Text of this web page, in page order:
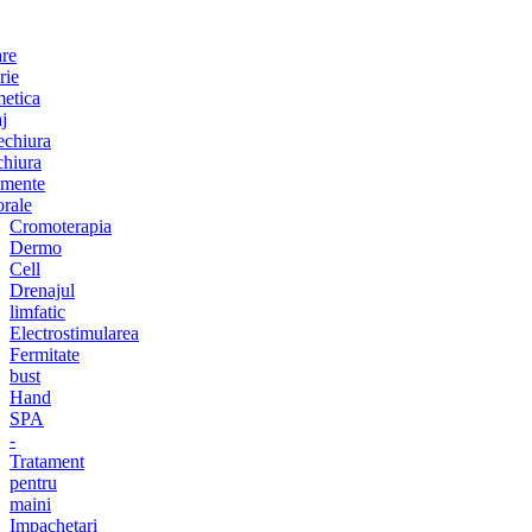
Cromoterapia
Dermo
Cell
Drenajul
limfatic
Electrostimularea
Fermitate
bust
Hand
SPA
-
Tratament
pentru
maini
Impachetari